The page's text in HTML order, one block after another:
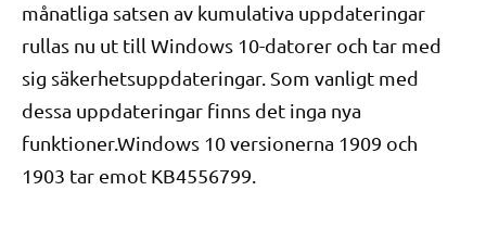
månatliga satsen av kumulativa uppdateringar
rullas nu ut till Windows 10-datorer och tar med
sig säkerhetsuppdateringar. Som vanligt med
dessa uppdateringar finns det inga nya
funktioner.Windows 10 versionerna 1909 och
1903 tar emot KB4556799.